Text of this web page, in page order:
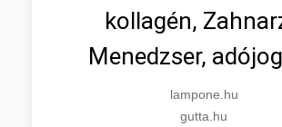
kollagén,
Menedzser,
lampone.hu
gutta.hu